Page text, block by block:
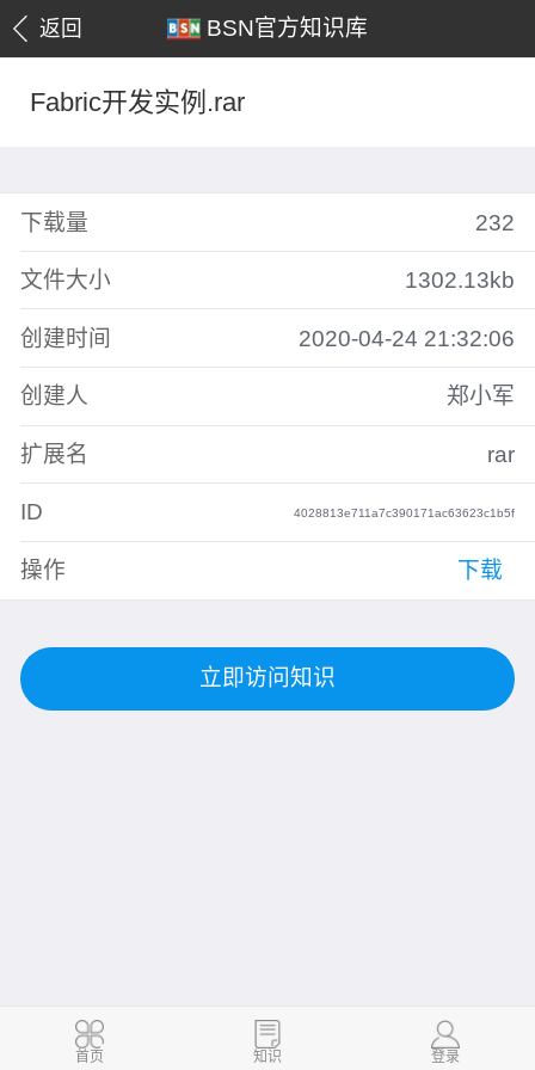
返回 BSN官方知识库
首页 知识 登录
Fabric开发实例.rar
下载量 232
文件大小 1302.13kb
创建时间 2020-04-24 21:32:06
创建人 郑小军
扩展名 rar
ID 4028813e711a7c390171ac63623c1b5f
操作 下载
立即访问知识